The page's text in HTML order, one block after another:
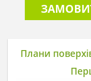
Плани